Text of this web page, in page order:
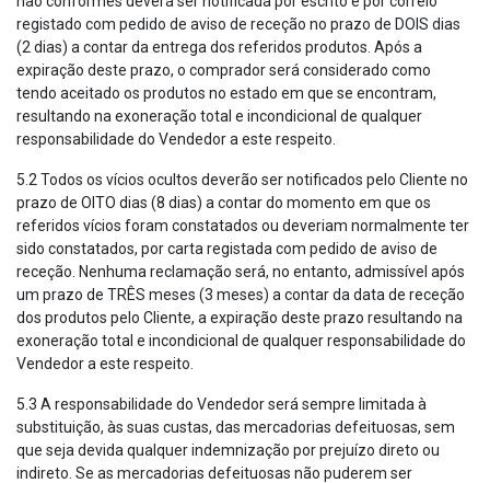
registado com pedido de aviso de receção no prazo de DOIS dias
(2 dias) a contar da entrega dos referidos produtos. Após a
expiração deste prazo, o comprador será considerado como
tendo aceitado os produtos no estado em que se encontram,
resultando na exoneração total e incondicional de qualquer
responsabilidade do Vendedor a este respeito.
5.2 Todos os vícios ocultos deverão ser notificados pelo Cliente no
prazo de OITO dias (8 dias) a contar do momento em que os
referidos vícios foram constatados ou deveriam normalmente ter
sido constatados, por carta registada com pedido de aviso de
receção. Nenhuma reclamação será, no entanto, admissível após
um prazo de TRÊS meses (3 meses) a contar da data de receção
dos produtos pelo Cliente, a expiração deste prazo resultando na
exoneração total e incondicional de qualquer responsabilidade do
Vendedor a este respeito.
5.3 A responsabilidade do Vendedor será sempre limitada à
substituição, às suas custas, das mercadorias defeituosas, sem
que seja devida qualquer indemnização por prejuízo direto ou
indireto. Se as mercadorias defeituosas não puderem ser